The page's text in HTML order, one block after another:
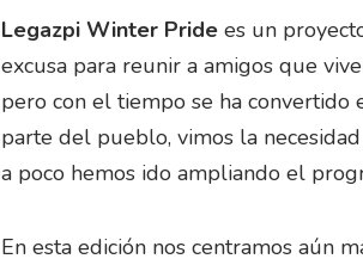
Legazpi Winter Pride es un
excusa para reunir a amigos que
pero con el tiempo se ha convertido
parte del pueblo, vimos la
a poco hemos ido ampliando el
En esta edición nos centramos aún